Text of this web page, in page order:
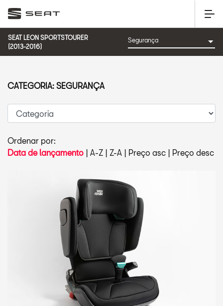
SEAT LEON SPORTSTOURER
(2013-2016)
Ordenar por:
Data de lançamento | A-Z | Z-A | Preço asc | Preço desc
CATEGORIA: SEGURANÇA